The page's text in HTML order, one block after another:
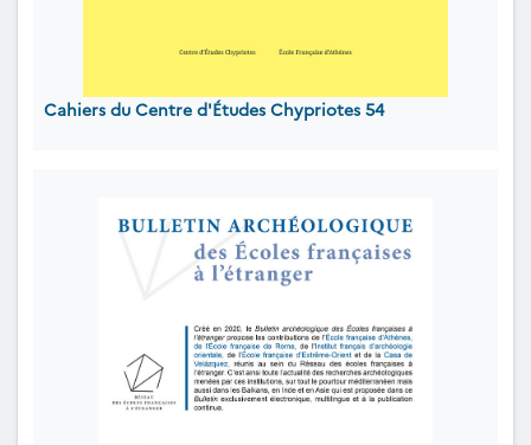
Cahiers du Centre d'Études Chypriotes 54